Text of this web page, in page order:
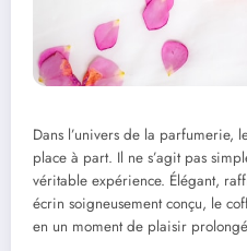
Dans l’univers de la parfumerie,
place à part. Il ne s’agit pas
véritable expérience. Élégant,
écrin soigneusement conçu, le
en un moment de plaisir